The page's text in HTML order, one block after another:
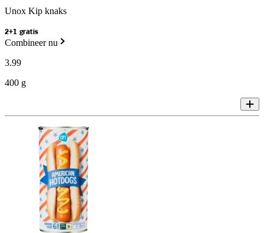
Unox Kip knaks
2+1 gratis
Combineer nu
3.99
400 g